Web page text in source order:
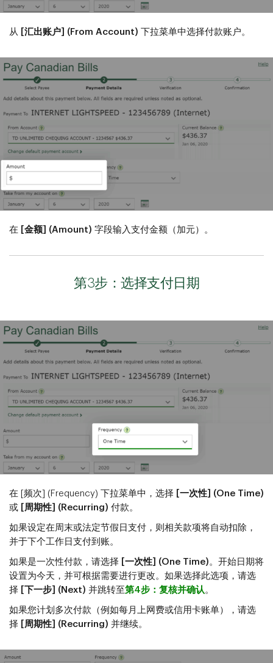
从 [汇出账户] (From Account) 下拉菜单中选择付款账户。
在 [金额] (Amount) 字段输入支付金额（加元）。
第3步：选择支付日期
在 [频次] (Frequency) 下拉菜单中，选择
[一次性] (One Time)
或
[周期性] (Recurring) 付款。
如果设定在周末或法定节假日支付，则相关款项将自动扣除，
并于下个工作日支付到账。
如果是一次性付款，请选择 [一次性] (One Time) 。开始日期将
设置为今天，并可根据需要进行更改。如果选择此选项，请选
择
[下一步] (Next) 并跳转至第4步：复核并确认 。
如果您计划多次付款（例如每月上网费或信用卡账单），请选
择
[周期性] (Recurring) 并继续。